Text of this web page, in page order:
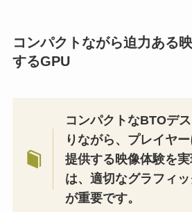
コンパクトながら迫力ある
するGPU
コンパクトなBTOデ
りながら、プレイヤ
提供する映像体験を
は、適切なグラフィ
が重要です。